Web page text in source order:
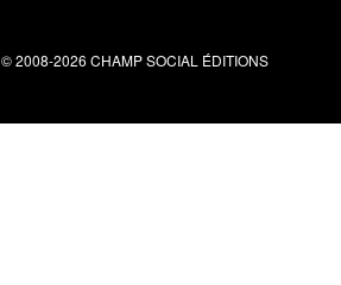
© 2008-2026 CHAMP SOCIAL ÉDITIONS